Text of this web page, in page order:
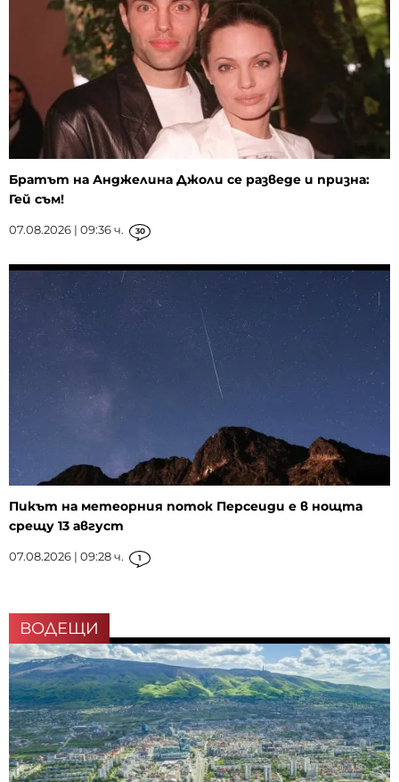
Братът на Анджелина Джоли се разведе и призна:
Гей съм!
07.08.2026 | 09:36 ч. 30
Пикът на метеорния поток Персеиди е в нощта
срещу 13 август
07.08.2026 | 09:28 ч. 1
ВОДЕЩИ